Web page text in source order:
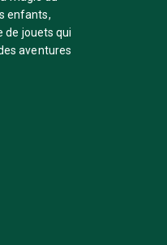
enfants,
de jouets qui
aventures